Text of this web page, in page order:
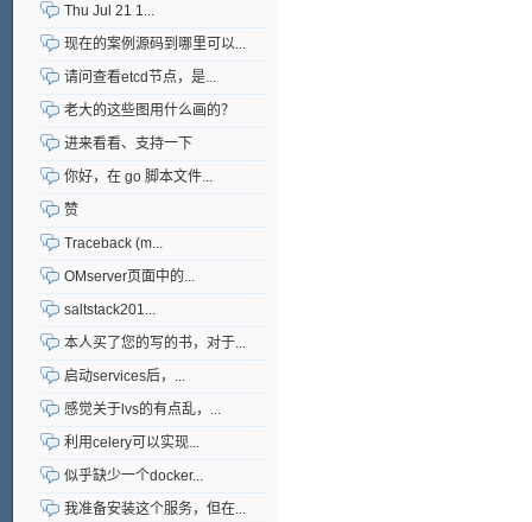
Thu Jul 21 1...
现在的案例源码到哪里可以...
请问查看etcd节点，是...
老大的这些图用什么画的？
进来看看、支持一下
你好，在 go 脚本文件...
赞
Traceback (m...
OMserver页面中的...
saltstack201...
本人买了您的写的书，对于...
启动services后，...
感觉关于lvs的有点乱，...
利用celery可以实现...
似乎缺少一个docker...
我准备安装这个服务，但在...